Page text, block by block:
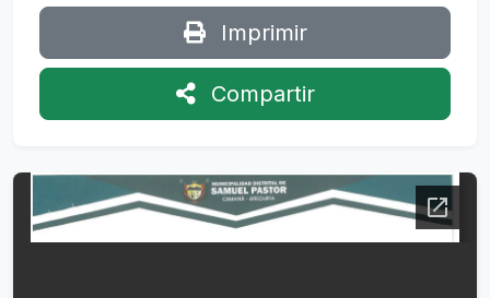
Imprimir
Compartir